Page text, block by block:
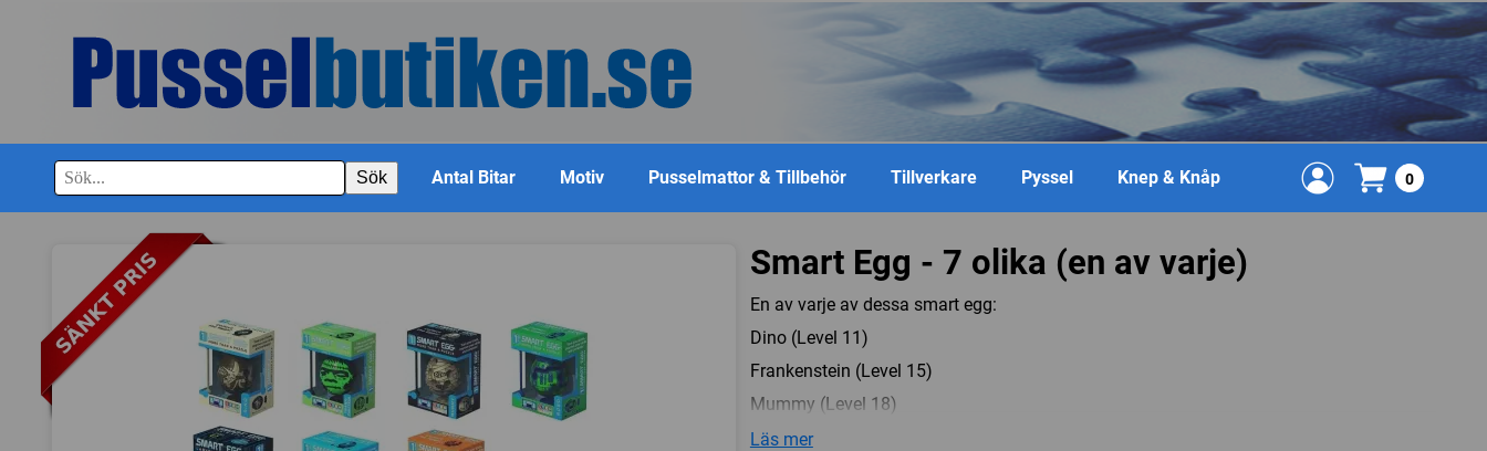
Sök Antal Bitar Motiv Pusselmattor & Tillbehör Tillverkare Pyssel Knep & Knåp 0
Smart Egg - 7 olika (en av varje)
En av varje av dessa smart egg:
Dino (Level 11)
Frankenstein (Level 15)
Mummy (Level 18)
Robo (Level 12)
Läs mer